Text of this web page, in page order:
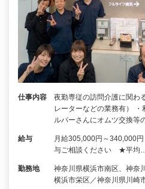
仕事内容
夜勤専従の訪問介護に関わ
レーターなどの業務有）
ルパーさんにオムツ交換等
給与
月給305,000円～340,000
与ご相談ください ★平均…
勤務地
神奈川県横浜市南区、神奈
横浜市栄区／神奈川県川崎